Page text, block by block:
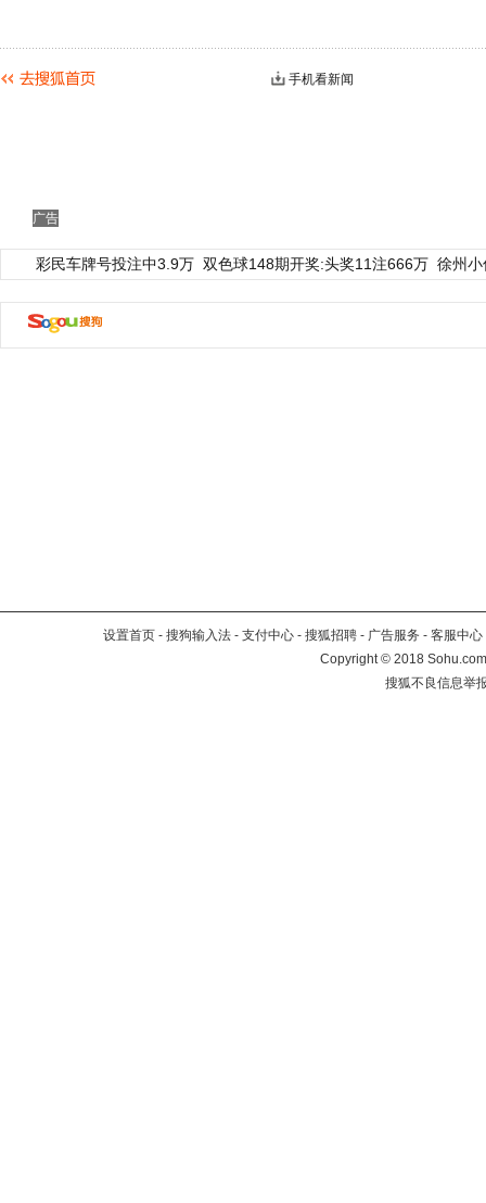
手机看新闻
广告
彩民车牌号投注中3.9万 双色球148期开奖:头奖11注666万 徐州
设置首页 - 搜狗输入法 - 支付中心 - 搜狐招聘 - 广告服务 - 客服中心
Copyright©2018
搜狐不良信息举